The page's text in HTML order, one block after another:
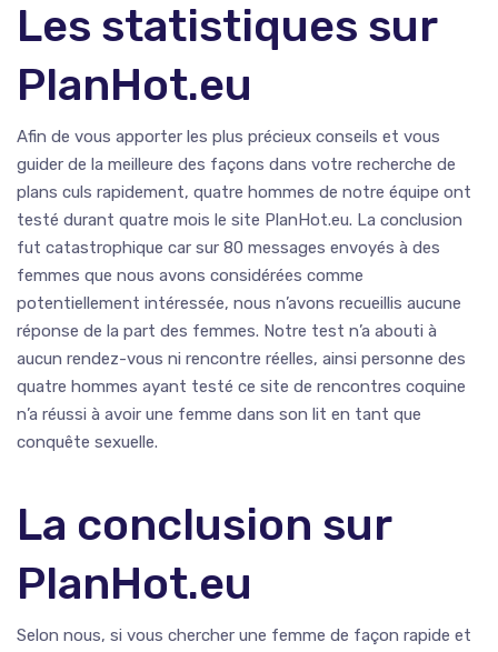
Les statistiques sur
PlanHot.eu
Afin de vous apporter les plus précieux conseils et vous
guider de la meilleure des façons dans votre recherche de
plans culs rapidement, quatre hommes de notre équipe ont
testé durant quatre mois le site PlanHot.eu. La conclusion
fut catastrophique car sur 80 messages envoyés à des
femmes que nous avons considérées comme
potentiellement intéressée, nous n’avons recueillis aucune
réponse de la part des femmes. Notre test n’a abouti à
aucun rendez-vous ni rencontre réelles, ainsi personne des
quatre hommes ayant testé ce site de rencontres coquine
n’a réussi à avoir une femme dans son lit en tant que
conquête sexuelle.
La conclusion sur
PlanHot.eu
Selon nous, si vous chercher une femme de façon rapide et